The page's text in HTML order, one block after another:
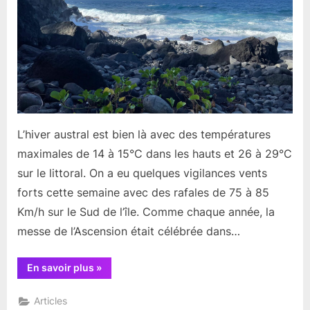
fin
du
mois
de
Mai
L’hiver austral est bien là avec des températures
maximales de 14 à 15°C dans les hauts et 26 à 29°C
sur le littoral. On a eu quelques vigilances vents
forts cette semaine avec des rafales de 75 à 85
Km/h sur le Sud de l’île. Comme chaque année, la
messe de l’Ascension était célébrée dans…
En savoir plus “Résumé
d’actualités
»
Articles